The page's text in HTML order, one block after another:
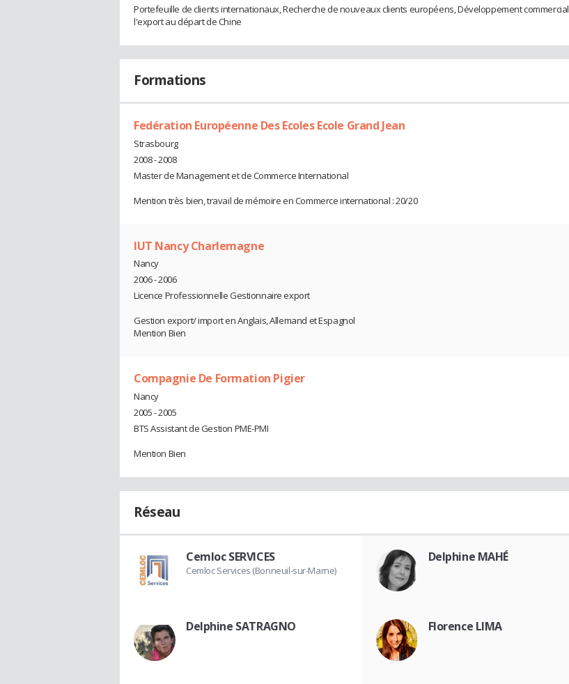
Portefeuille de clients internationaux, Recherche de nouveaux clients européens, Développement
l'export au départ de Chine
Formations
Fedération Européenne Des Ecoles Ecole Grand Jean
Strasbourg
2008 - 2008
Master de Management et de Commerce International
Mention très bien, travail de mémoire en Commerce international : 20/20
IUT Nancy Charlemagne
Nancy
2006 - 2006
Licence Professionnelle Gestionnaire export
Gestion export/ import en Anglais, Allemand et Espagnol
Mention Bien
Compagnie De Formation Pigier
Nancy
2005 - 2005
BTS Assistant de Gestion PME-PMI
Mention Bien
Réseau
Cemloc SERVICES
Cemloc Services (Bonneuil-sur-Marne)
Delphine MAHÉ
Delphine SATRAGNO Florence LIMA